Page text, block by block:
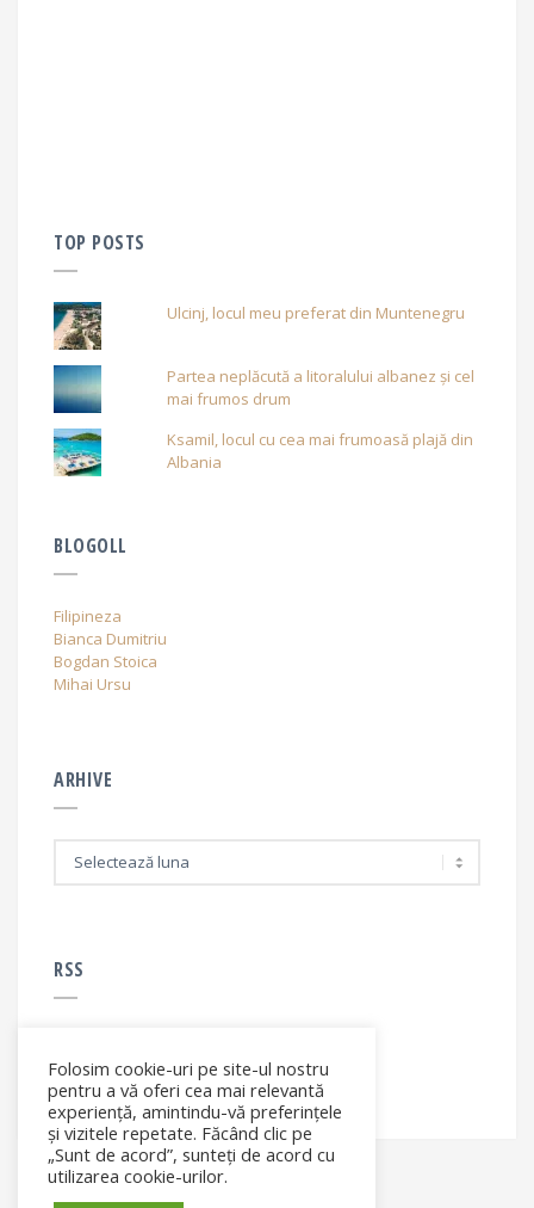
TOP POSTS
Ulcinj, locul meu preferat din Muntenegru
Partea neplăcută a litoralului albanez și cel
mai frumos drum
Ksamil, locul cu cea mai frumoasă plajă din
Albania
BLOGOLL
Filipineza
Bianca Dumitriu
Bogdan Stoica
Mihai Ursu
ARHIVE
RSS
RSS - articole
Folosim cookie-uri pe site-ul nostru
pentru a vă oferi cea mai relevantă
experiență, amintindu-vă preferințele
și vizitele repetate. Făcând clic pe
„Sunt de acord”, sunteți de acord cu
utilizarea cookie-urilor.